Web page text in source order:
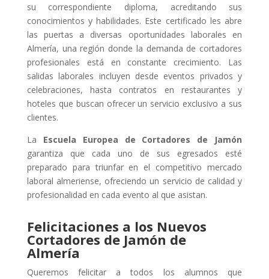
su correspondiente diploma, acreditando sus
conocimientos y habilidades. Este certificado les abre
las puertas a diversas oportunidades laborales en
Almería, una región donde la demanda de cortadores
profesionales está en constante crecimiento. Las
salidas laborales incluyen desde eventos privados y
celebraciones, hasta contratos en restaurantes y
hoteles que buscan ofrecer un servicio exclusivo a sus
clientes.
La Escuela Europea de Cortadores de Jamón
garantiza que cada uno de sus egresados esté
preparado para triunfar en el competitivo mercado
laboral almeriense, ofreciendo un servicio de calidad y
profesionalidad en cada evento al que asistan.
Felicitaciones a los Nuevos
Cortadores de Jamón de
Almería
Queremos felicitar a todos los alumnos que